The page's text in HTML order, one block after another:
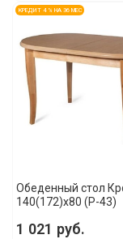
КРЕДИТ 4 % НА 36 МЕС
Обеденный стол
140(172)x80 (P-43)
1 021 руб.